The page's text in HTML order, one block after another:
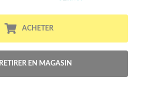
ACHETER
RETIRER EN MAGASIN